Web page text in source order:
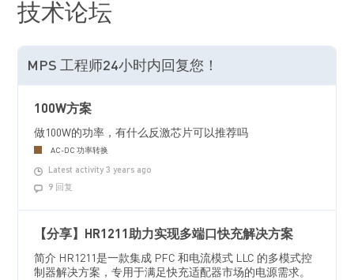
技术论坛
MPS 工程师24小时内回复您！
100W方案
做100W的功率，有什么反激芯片可以推荐吗
AC-DC 功率转换
Latest activity 3 years ago
9 回复
【分享】HR1211助力实现多端口快充解决方案
简介 HR1211是一款集成 PFC 和电流模式 LLC 的多模式控
制器解决方案，专用于满足快充适配器市场的电源需求。